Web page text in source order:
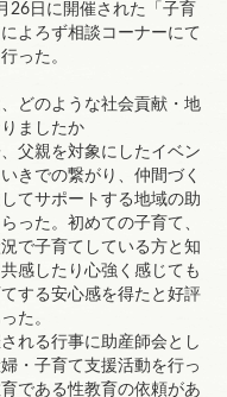
26日に開催された「子育
よろず相談コーナーにて
った。
どのような社会貢献・地
ましたか
父親を対象にしたイベン
きでの繋がり、仲間づく
てサポートする地域の助
った。初めての子育て、
で子育てしている方と知
感したり心強く感じても
する安心感を得たと好評
た。
れる行事に助産師会とし
・子育て支援活動を行っ
である性教育の依頼があ